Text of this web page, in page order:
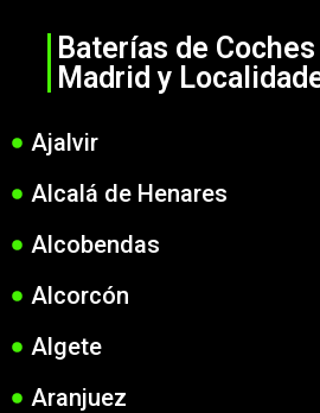
Baterías de
Madrid y
Ajalvir
Alcalá de Henares
Alcobendas
Alcorcón
Algete
Aranjuez